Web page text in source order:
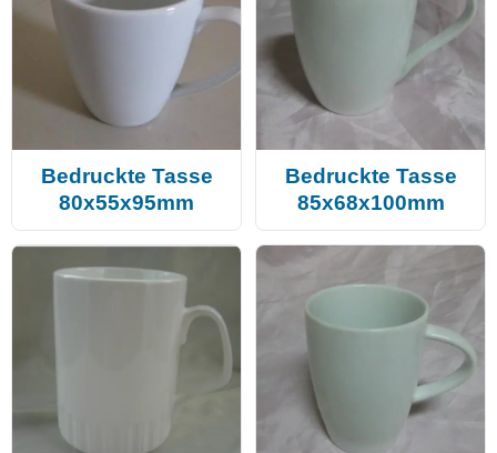
Bedruckte Tasse
80x55x95mm
Bedruckte Tasse
85x68x100mm